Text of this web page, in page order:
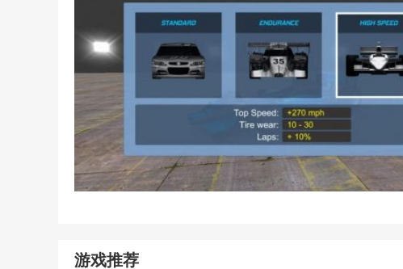
游戏推荐